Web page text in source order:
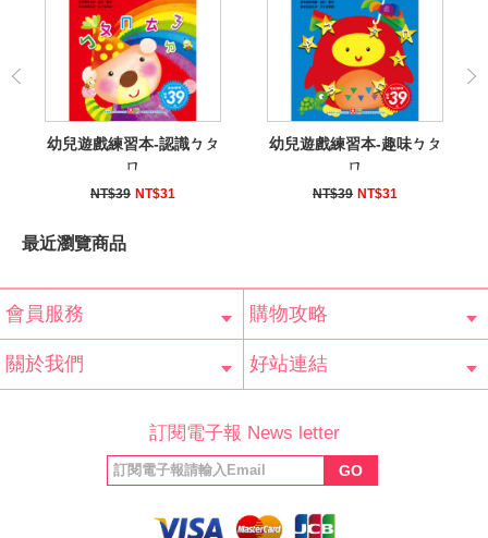
幼兒遊戲練習本-認識ㄅㄆ
ㄇ
NT$39 NT$31
幼兒遊戲練習本-趣味ㄅㄆ
ㄇ
NT$39 NT$31
最近瀏覽商品
會員服務
會員辨法
客服信箱
隱私條款
網站導覽
購物攻略
常見問題
購物說明
訂單查詢
關於我們 好站連結
福利協會
絲專頁
訂閱電子報 News letter
GO